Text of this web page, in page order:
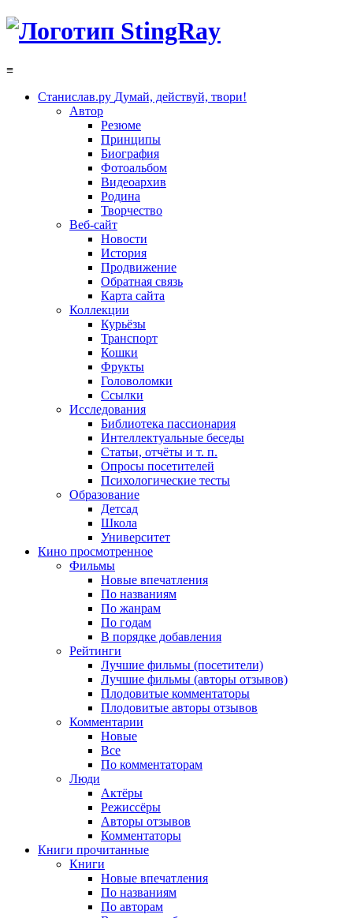
≡
Станислав.ру Думай, действуй, твори!
Автор
Резюме
Принципы
Биография
Фотоальбом
Видеоархив
Родина
Творчество
Веб-сайт
Новости
История
Продвижение
Обратная связь
Карта сайта
Коллекции
Курьёзы
Транспорт
Кошки
Фрукты
Головоломки
Ссылки
Исследования
Библиотека пассионария
Интеллектуальные беседы
Статьи, отчёты и т. п.
Опросы посетителей
Психологические тесты
Образование
Детсад
Школа
Университет
Кино просмотренное
Фильмы
Новые впечатления
По названиям
По жанрам
По годам
В порядке добавления
Рейтинги
Лучшие фильмы (посетители)
Лучшие фильмы (авторы отзывов)
Плодовитые комментаторы
Плодовитые авторы отзывов
Комментарии
Новые
Все
По комментаторам
Люди
Актёры
Режиссёры
Авторы отзывов
Комментаторы
Книги прочитанные
Книги
Новые впечатления
По названиям
По авторам